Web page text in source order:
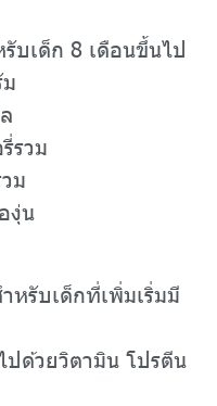
บเด็ก 8 เดือนขึ้นไป
รวม
ม
งุ่น
หรับเด็กที่เพิ่มเริ่มมี
ปด้วยวิตามิน โปรตีน